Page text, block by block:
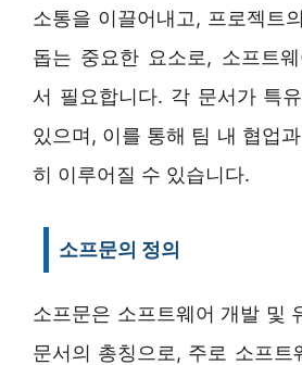
소통을 이끌어내고, 프로젝트
돕는 중요한 요소로, 소프트
서 필요합니다. 각 문서가 특
있으며, 이를 통해 팀 내 협업
히 이루어질 수 있습니다.
소프문의 정의
소프문은 소프트웨어 개발 및
문서의 총칭으로, 주로 소프트